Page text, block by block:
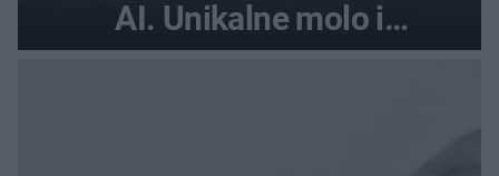
AI. Unikalne molo i
promenada